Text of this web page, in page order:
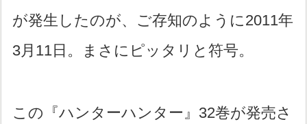
が発生したのが、ご存知のように2011年
3月11日。まさにピッタリと符号。
この『ハンターハンター』32巻が発売さ